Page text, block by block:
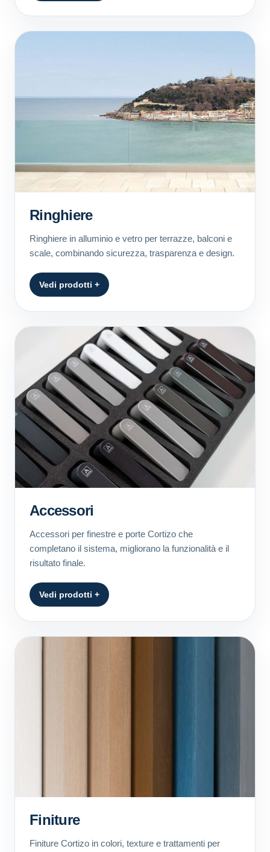
Ringhiere
Ringhiere in alluminio e vetro per terrazze, balconi e
scale, combinando sicurezza, trasparenza e design.
Vedi prodotti +
Accessori
Accessori per finestre e porte Cortizo che
completano il sistema, migliorano la funzionalità e il
risultato finale.
Vedi prodotti +
Finiture
Finiture Cortizo in colori, texture e trattamenti per